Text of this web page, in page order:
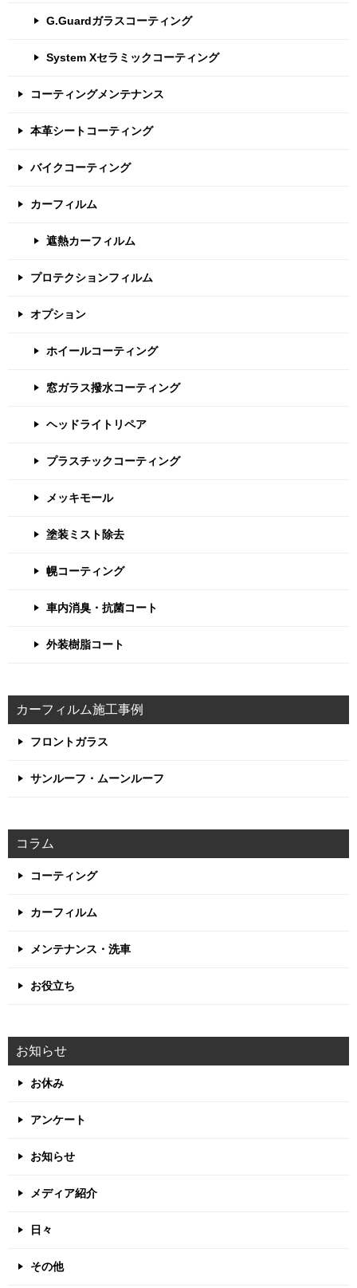
G.Guardガラスコーティング
System Xセラミックコーティング
コーティングメンテナンス
本革シートコーティング
バイクコーティング
カーフィルム
遮熱カーフィルム
プロテクションフィルム
オプション
ホイールコーティング
窓ガラス撥水コーティング
ヘッドライトリペア
プラスチックコーティング
メッキモール
塗装ミスト除去
幌コーティング
車内消臭・抗菌コート
外装樹脂コート
カーフィルム施工事例
フロントガラス
サンルーフ・ムーンルーフ
コラム
コーティング
カーフィルム
メンテナンス・洗車
お役立ち
お知らせ
お休み
アンケート
お知らせ
メディア紹介
日々
その他